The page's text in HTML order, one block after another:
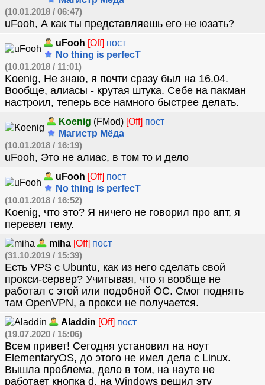
(10.01.2018 / 06:47)
uFooh, А как ты представляешь его не юзать?
uFooh [Off] пост
No thing is perfecT
(10.01.2018 / 11:01)
Koenig, Не знаю, я почти сразу был на 16.04.
Вообще, алиасы - крутая штука. Себе на пакман
настроил, теперь все намного быстрее делать.
Koenig (FMod) [Off] пост
Магистр Мёда
(10.01.2018 / 16:19)
uFooh, Это не алиас, в том то и дело
uFooh [Off] пост
No thing is perfecT
(10.01.2018 / 16:52)
Koenig, что это? Я ничего не говорил про апт, я
перевел тему.
miha [Off] пост
(31.10.2019 / 15:39)
Есть VPS с Ubuntu, как из него сделать свой
прокси-сервер? Учитывая, что я вообще не
работал с этой или подобной ОС. Смог поднять
там OpenVPN, а прокси не получается.
Aladdin [Off] пост
(19.07.2020 / 15:06)
Всем привет! Сегодня установил на ноут
ElementaryOS, до этого не имел дела с Linux.
Вышла проблема, дело в том, на науте не
работает кнопка d, на Windows решил эту